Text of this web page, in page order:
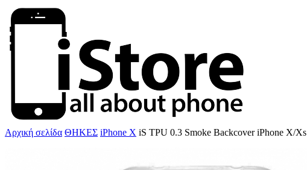
Αρχική σελίδα ΘΗΚΕΣ iPhone X iS TPU 0.3 Smoke Backcover iPhone X/Xs